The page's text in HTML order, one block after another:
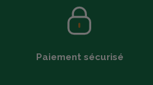
Paiement sécurisé